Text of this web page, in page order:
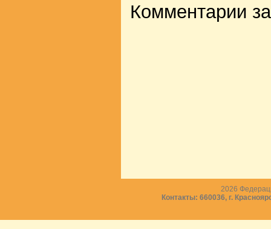
Комментарии
2026
Контакты: 660036, г.